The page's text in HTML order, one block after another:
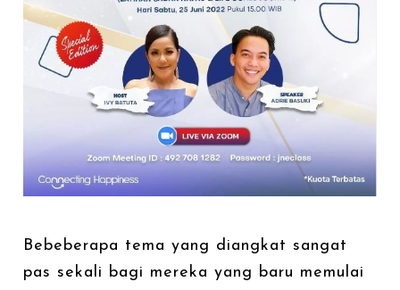
Bebeberapa tema yang diangkat sangat
pas sekali bagi mereka yang baru memulai